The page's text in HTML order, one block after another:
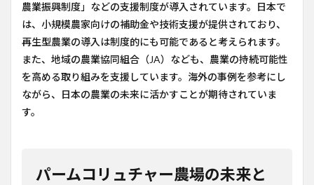
農業振興制度」などの支援制度が導入されています。日本で
は、小規模農家向けの補助金や技術支援が提供されており、
再生型農業の導入は制度的にも可能であると考えられます。
また、地域の農業協同組合（JA）なども、農業の持続可能性
を高める取り組みを支援しています。海外の事例を参考にし
ながら、日本の農業の未来に活かすことが期待されていま
す。
パームコリュチャー農場の未来と